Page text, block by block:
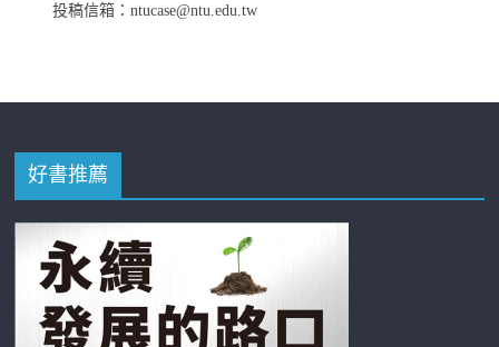
投稿信箱：ntucase@ntu.edu.tw
好書推薦